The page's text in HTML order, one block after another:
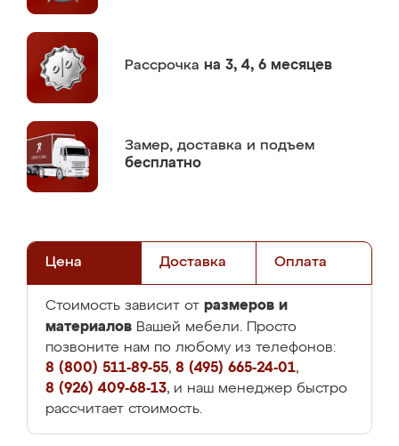
Рассрочка на 3, 4, 6 месяцев
Замер, доставка и подъем
бесплатно
Цена Доставка Оплата
Стоимость зависит от размеров и
материалов Вашей мебели. Просто
позвоните нам по любому из телефонов:
8 (800) 511-89-55, 8 (495) 665-24-01,
8 (926) 409-68-13, и наш менеджер быстро
рассчитает стоимость.